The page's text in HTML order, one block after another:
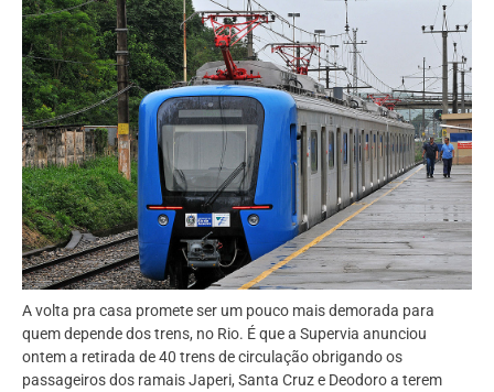
A volta pra casa promete ser um pouco mais demorada para
quem depende dos trens, no Rio. É que a Supervia anunciou
ontem a retirada de 40 trens de circulação obrigando os
passageiros dos ramais Japeri, Santa Cruz e Deodoro a terem